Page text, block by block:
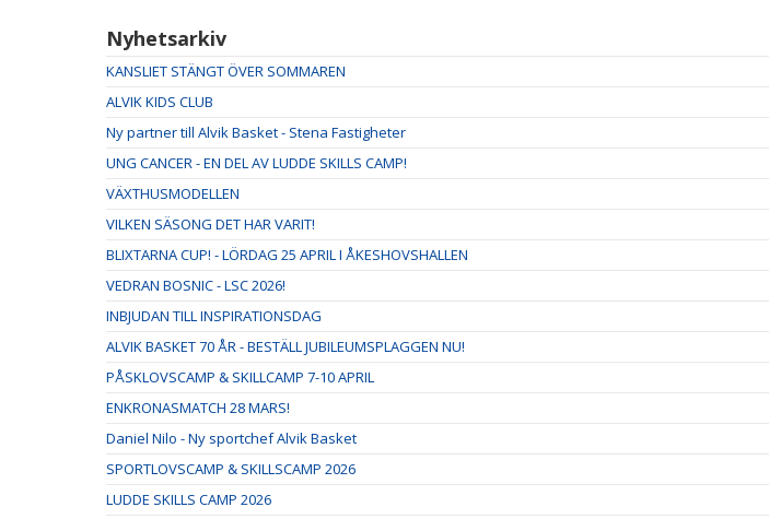
Nyhetsarkiv
KANSLIET STÄNGT ÖVER SOMMAREN
ALVIK KIDS CLUB
Ny partner till Alvik Basket - Stena Fastigheter
UNG CANCER - EN DEL AV LUDDE SKILLS CAMP!
VÄXTHUSMODELLEN
VILKEN SÄSONG DET HAR VARIT!
BLIXTARNA CUP! - LÖRDAG 25 APRIL I ÅKESHOVSHALLEN
VEDRAN BOSNIC - LSC 2026!
INBJUDAN TILL INSPIRATIONSDAG
ALVIK BASKET 70 ÅR - BESTÄLL JUBILEUMSPLAGGEN NU!
PÅSKLOVSCAMP & SKILLCAMP 7-10 APRIL
ENKRONASMATCH 28 MARS!
Daniel Nilo - Ny sportchef Alvik Basket
SPORTLOVSCAMP & SKILLSCAMP 2026
LUDDE SKILLS CAMP 2026